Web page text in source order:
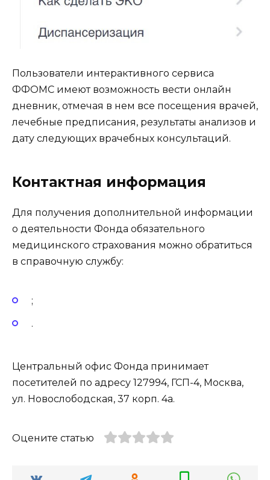
Пользователи интерактивного сервиса
ФФОМС имеют возможность вести онлайн
дневник, отмечая в нем все посещения врачей,
лечебные предписания, результаты анализов и
дату следующих врачебных консультаций.
Контактная информация
Для получения дополнительной информации
о деятельности Фонда обязательного
медицинского страхования можно обратиться
в справочную службу:
;
.
Центральный офис Фонда принимает
посетителей по адресу 127994, ГСП-4, Москва,
ул. Новослободская, 37 корп. 4а.
Оцените статью